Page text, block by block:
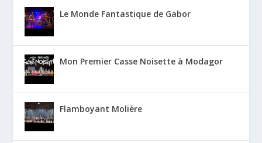
Le Monde Fantastique de Gabor
Mon Premier Casse Noisette à Modagor
Flamboyant Molière